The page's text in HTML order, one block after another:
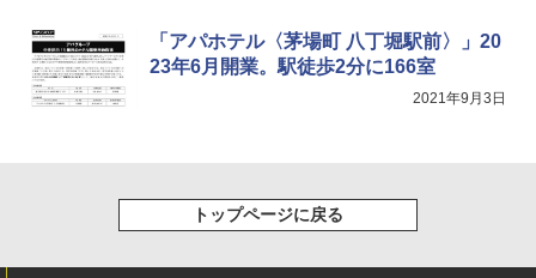
「アパホテル〈茅場町 八丁堀駅前〉」20
23年6月開業。駅徒歩2分に166室
2021年9月3日
トップページに戻る